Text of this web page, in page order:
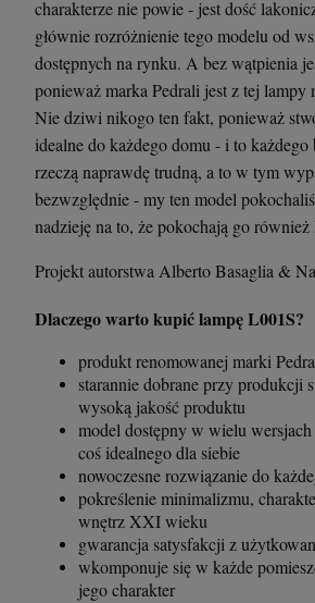
charakterze nie powie - jest dość
głównie rozróżnienie tego modelu od
dostępnych na rynku. A bez wątpienia
ponieważ marka Pedrali jest z tej lampy
Nie dziwi nikogo ten fakt, ponieważ
idealne do każdego domu - i to
rzeczą naprawdę trudną, a to w tym
bezwzględnie - my ten model
nadzieję na to, że pokochają go
Projekt autorstwa Alberto Basaglia &
Dlaczego warto kupić lampę L001S?
produkt renomowanej marki
starannie dobrane przy produkcji
wysoką jakość produktu
model dostępny w wielu
coś idealnego dla siebie
nowoczesne rozwiązanie do
pokreślenie minimalizmu,
wnętrz XXI wieku
gwarancja satysfakcji z
wkomponuje się w każde
jego charakter